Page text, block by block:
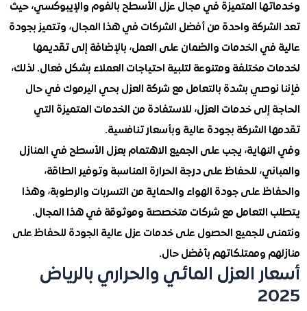
المتميزة في مجال عزل الأسطح بالفوم والإيبوكسي، حيث
واحدة من أفضل الشركات في هذا المجال، وتتميز بجودة
الخدمات والضمان على العمل، بالإضافة إلى تقديمها
مختلفة ومتنوعة لتلبية احتياجات العملاء بشكل فعال. لذلك،
بشدة بالتعامل مع شركة العزل بحي اليرموك في حال
إلى خدمات العزل، للاستفادة من الخدمات المتميزة التي
الشركة بجودة عالية وبأسعار تنافسية.
يجب على الجميع الاهتمام بعزل الأسطح في المنازل
للحفاظ على درجة الحرارة المناسبة وتوفير الطاقة،
على جودة الهواء والحماية من التسربات والرطوبة، وهذا
التعامل مع شركات متخصصة وموثوقة في هذا المجال.
للجميع الحصول على خدمات عزل عالية الجودة للحفاظ على
وممتلكاتهم بأفضل حال.
العزل المائي والحراري بالرياض